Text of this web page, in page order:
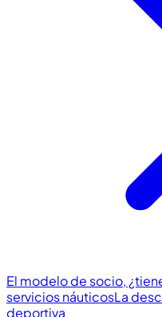
El modelo de socio,
servicios náuticosLa
deportiva